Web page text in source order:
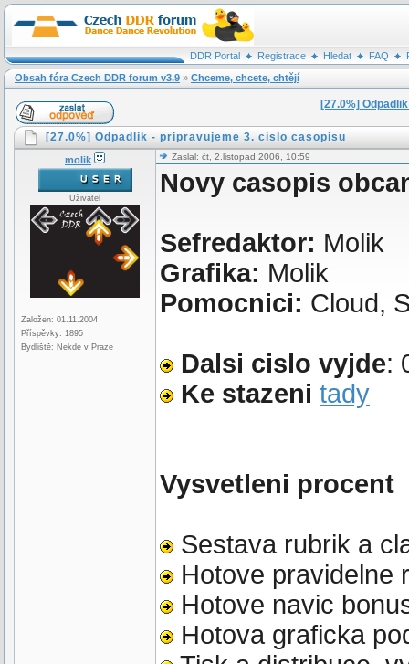
DDR Portal Registrace Hledat FAQ
Obsah fóra Czech DDR forum v3.9 » Chceme, chcete, chtějí
[27.0%]
[27.0%] Odpadlik - pripravujeme 3. cislo casopisu
molik
Uživatel
Založen: 01.11.2004
Příspěvky: 1895
Bydliště: Nekde v Praze
Zaslal: čt, 2.listopad 2006, 10:59
Novy casopis
Sefredaktor: Molik
Grafika: Molik
Pomocnici: Cloud,
Dalsi cislo vyjde:
Ke stazeni tady
Vysvetleni procent
Sestava rubrik a
Hotove pravidelne
Hotove navic
Hotova graficka